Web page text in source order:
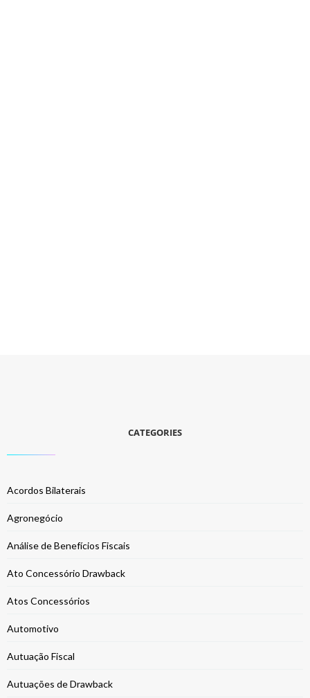
CATEGORIES
Acordos Bilaterais
Agronegócio
Análise de Benefícios Fiscais
Ato Concessório Drawback
Atos Concessórios
Automotivo
Autuação Fiscal
Autuações de Drawback